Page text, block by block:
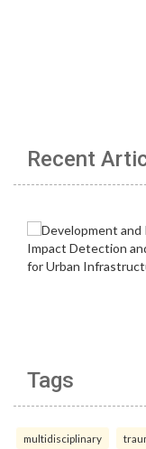
Recent
Tags
multidisciplinary